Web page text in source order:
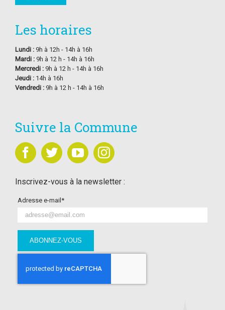
Les horaires
Lundi : 9h à 12h - 14h à 16h
Mardi : 9h à 12 h - 14h à 16h
Mercredi : 9h à 12 h - 14h à 16h
Jeudi : 14h à 16h
Vendredi : 9h à 12 h - 14h à 16h
Suivre la Commune
Inscrivez-vous à la newsletter :
Adresse e-mail*